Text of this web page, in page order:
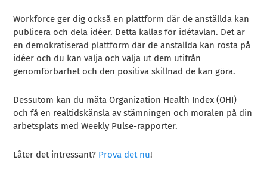
Workforce ger dig också en plattform där de anställda kan
publicera och dela idéer. Detta kallas för idétavlan. Det är
en demokratiserad plattform där de anställda kan rösta på
idéer och du kan välja och välja ut dem utifrån
genomförbarhet och den positiva skillnad de kan göra.
Dessutom kan du mäta Organization Health Index (OHI)
och få en realtidskänsla av stämningen och moralen på din
arbetsplats med Weekly Pulse-rapporter.
Låter det intressant? Prova det nu!